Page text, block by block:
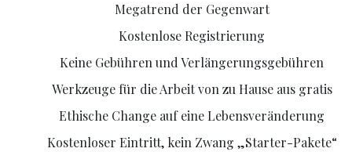
Megatrend der Gegenwart
Kostenlose Registrierung
Keine Gebühren und Verlängerungsgebühren
Werkzeuge für die Arbeit von zu Hause aus gratis
Ethische Change auf eine Lebensveränderung
Kostenloser Eintritt, kein Zwang „Starter-Pakete“